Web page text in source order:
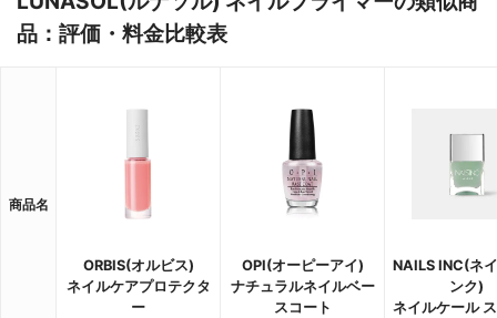
品：評価・料金比較表
商品名
ORBIS(オルビス)
ネイルケアプロテクタ
ー
OPI(オーピーアイ)
ナチュラルネイルベー
スコート
NAILS INC(ネ
ンク)
ネイルケール